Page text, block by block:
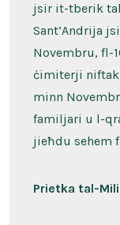
jsir it-tberik
Sant’Andrija
Novembru, fl-
ċimiterji
minn
familjari u l-
jieħdu sehem
Prietka tal-